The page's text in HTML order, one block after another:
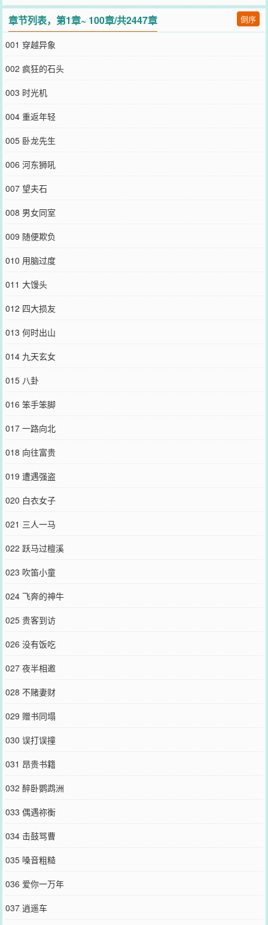
章节列表，第1章~ 100章/共2447章 倒序
001 穿越异象
002 疯狂的石头
003 时光机
004 重返年轻
005 卧龙先生
006 河东狮吼
007 望夫石
008 男女同室
009 随便欺负
010 用脑过度
011 大馒头
012 四大损友
013 何时出山
014 九天玄女
015 八卦
016 笨手笨脚
017 一路向北
018 向往富贵
019 遭遇强盗
020 白衣女子
021 三人一马
022 跃马过檀溪
023 吹笛小童
024 飞奔的神牛
025 贵客到访
026 没有饭吃
027 夜半相邀
028 不赌妻财
029 赠书同塌
030 误打误撞
031 昂贵书籍
032 醉卧鹦鹉洲
033 偶遇祢衡
034 击鼓骂曹
035 嗓音粗糙
036 爱你一万年
037 逍遥车